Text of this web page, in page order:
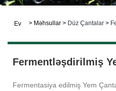
Ev > Məhsullar > Düz Çantalar >
Fermentləşdirilmiş
Fermentasiya edilmiş Yem